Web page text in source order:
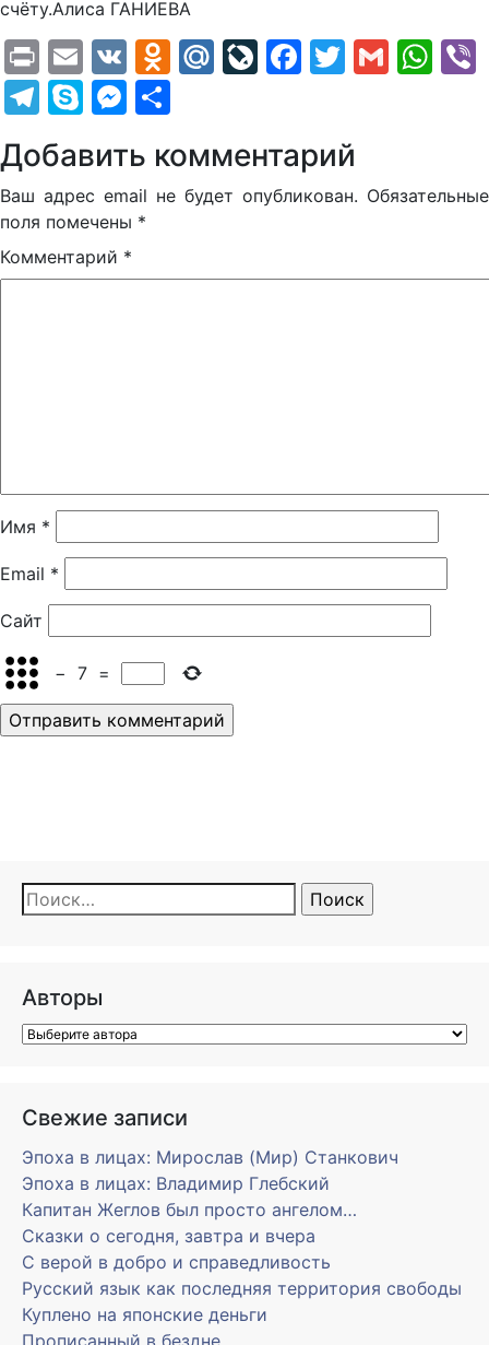
счёту.Алиса ГАНИЕВА
PrintEmail
VK Odnoklassniki
Mail.Ru
LiveJournal
Facebook
Twitter
Gmail
Telegram
SkypeMessenger
Добавить комментарий
Ваш адрес email не будет опубликован. Обязательные
поля помечены *
Комментарий *
Имя *
Email *
Сайт
− 7 =
Найти:
Авторы
Свежие записи
Эпоха в лицах: Мирослав (Мир) Станкович
Эпоха в лицах: Владимир Глебский
Капитан Жеглов был просто ангелом…
Сказки о сегодня, завтра и вчера
С верой в добро и справедливость
Русский язык как последняя территория свободы
Куплено на японские деньги